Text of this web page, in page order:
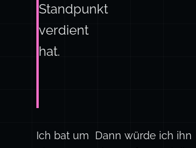
Standpunkt
verdient
hat.
Ich bat um Dann würde ich ihn